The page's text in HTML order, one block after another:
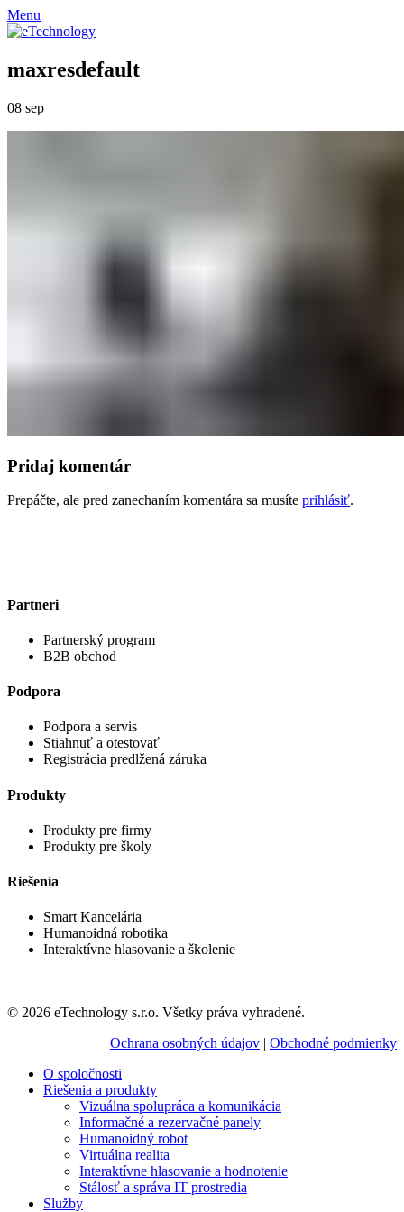
Menu
maxresdefault
08 sep
Pridaj komentár
Prepáčte, ale pred zanechaním komentára sa musíte prihlásiť.
Partneri
Partnerský program
B2B obchod
Podpora
Podpora a servis
Stiahnuť a otestovať
Registrácia predlžená záruka
Produkty
Produkty pre firmy
Produkty pre školy
Riešenia
Smart Kancelária
Humanoidná robotika
Interaktívne hlasovanie a školenie
© 2026 eTechnology s.r.o. Všetky práva vyhradené.
Ochrana osobných údajov | Obchodné podmienky
O spoločnosti
Riešenia a produkty
Vizuálna spolupráca a komunikácia
Informačné a rezervačné panely
Humanoidný robot
Virtuálna realita
Interaktívne hlasovanie a hodnotenie
Stálosť a správa IT prostredia
Služby